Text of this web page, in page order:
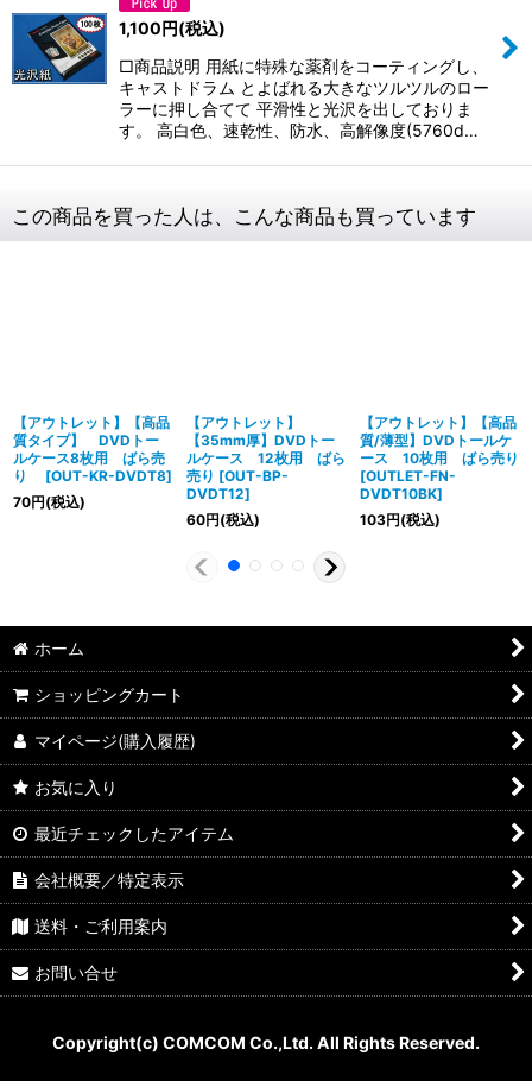
1,100円(税込)
□商品説明 用紙に特殊な薬剤をコーティングし、
キャストドラム とよばれる大きなツルツルのロー
ラーに押し合てて 平滑性と光沢を出しておりま
す。 高白色、速乾性、防水、高解像度(5760d…
この商品を買った人は、こんな商品も買っています
【アウトレット】【高品
質タイプ】 DVDトー
ルケース8枚用 ばら売
り
[OUT-KR-DVDT8]
70円(税込)
【アウトレット】
【35mm厚】DVDトー
ルケース 12枚用 ばら
売り [OUT-BP-
DVDT12]
60円(税込)
【アウトレット】【高品
質/薄型】DVDトールケ
ース 10枚用 ばら売り
[OUTLET-FN-
DVDT10BK]
103円(税込)
ホーム
ショッピングカート
マイページ(購入履歴)
お気に入り
最近チェックしたアイテム
会社概要／特定表示
送料・ご利用案内
お問い合せ
Copyright(c) COMCOM Co.,Ltd. All Rights Reserved.